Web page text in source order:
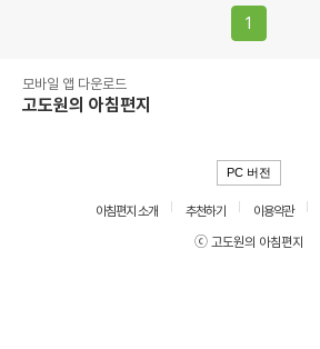
1
모바일 앱 다운로드
고도원의 아침편지
PC 버전
아침편지 소개 추천하기 이용약관
ⓒ 고도원의 아침편지